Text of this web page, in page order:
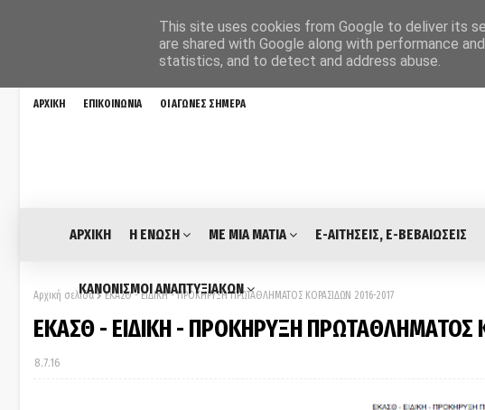
ΑΡΧΙΚΗ ΕΠΙΚΟΙΝΩΝΙΑ ΟΙ ΑΓΩΝΕΣ ΣΗΜΕΡΑ
ΑΡΧΙΚΗ Η ΕΝΩΣΗ ΜΕ ΜΙΑ ΜΑΤΙΑ E-ΑΙΤΗΣΕΙΣ, E-ΒΕΒΑΙΩΣΕΙΣ
ΚΑΝΟΝΙΣΜΟΙ ΑΝΑΠΤΥΞΙΑΚΩΝ
Αρχική σελίδα ΕΚΑΣΘ - ΕΙΔΙΚΗ - ΠΡΟΚΗΡΥΞΗ ΠΡΩΤΑΘΛΗΜΑΤΟΣ ΚΟΡΑΣΙΔΩΝ 2016-2017
ΕΚΑΣΘ - ΕΙΔΙΚΗ - ΠΡΟΚΗΡΥΞΗ ΠΡΩΤΑΘΛΗΜΑΤΟΣ
8.7.16
This site uses cookies from Google to deliver its
are shared with Google along with performance
statistics, and to detect and address abuse.